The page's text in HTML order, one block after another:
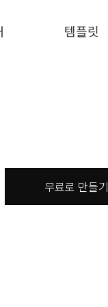
템플릿
무료로 만들기